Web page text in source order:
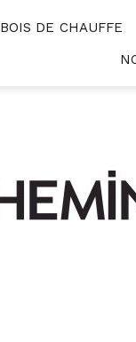
BOIS DE CHAUFFE